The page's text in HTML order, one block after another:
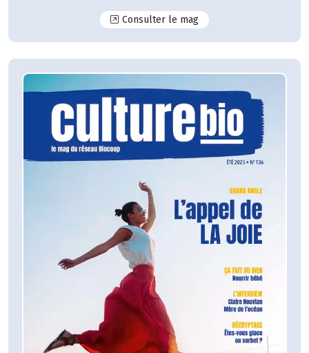
Consulter le magN°137